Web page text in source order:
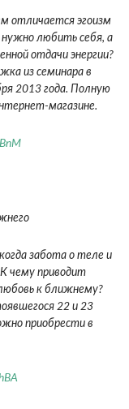
отличается эгоизм
нужно любить себя, а
отдачи энергии?
из семинара в
2013 года. Полную
магазине.
забота о теле и
чему приводит
к ближнему?
22 и 23
приобрести в